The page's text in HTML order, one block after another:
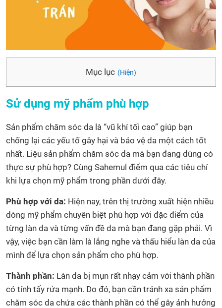
Mục lục (Hiện)
Sử dụng mỹ phẩm phù hợp
Sản phẩm chăm sóc da là “vũ khí tối cao” giúp bạn
chống lại các yếu tố gây hại và bảo vệ da một cách tốt
nhất. Liệu sản phẩm chăm sóc da mà bạn đang dùng có
thực sự phù hợp? Cùng Sahemul điểm qua các tiêu chí
khi lựa chọn mỹ phẩm trong phần dưới đây.
Phù hợp với da: Hiện nay, trên thị trường xuất hiện nhiều
dòng mỹ phẩm chuyên biệt phù hợp với đặc điểm của
từng làn da và từng vấn đề da mà bạn đang gặp phải. Vì
vậy, việc bạn cần làm là lắng nghe và thấu hiểu làn da của
mình để lựa chọn sản phẩm cho phù hợp.
Thành phần: Làn da bị mụn rất nhạy cảm với thành phần
có tính tẩy rửa mạnh. Do đó, bạn cần tránh xa sản phẩm
chăm sóc da chứa các thành phần có thể gây ảnh hưởng